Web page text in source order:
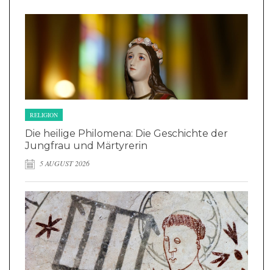
RELIGION
Die heilige Philomena: Die Geschichte der
Jungfrau und Märtyrerin
5 AUGUST 2026